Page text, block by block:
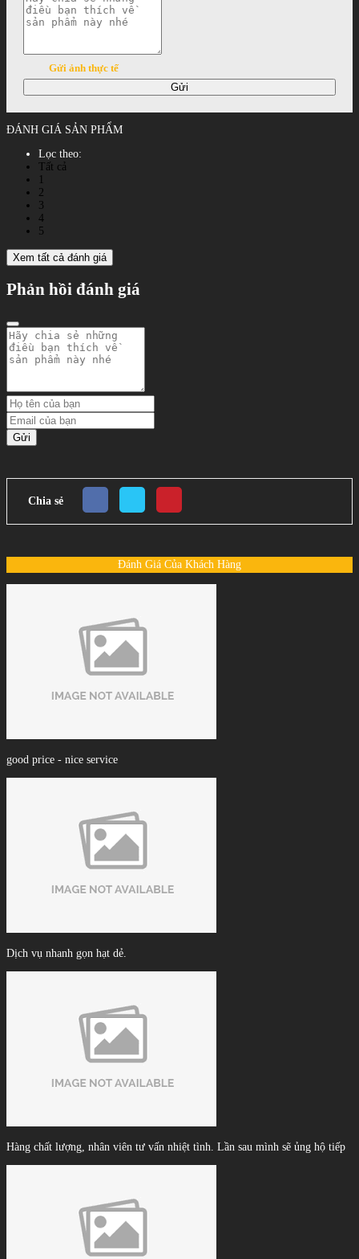
Gửi ảnh thực tế
Gửi
ĐÁNH GIÁ SẢN PHẨM
Lọc theo:
Tất cả
2
3
4
5
Xem tất cả đánh giá
Phản hồi đánh giá
Gửi
Chia sẻ
Đánh Giá Của Khách Hàng
good price - nice service
Dịch vụ nhanh gọn hạt dẻ.
Hàng chất lượng, nhân viên tư vấn nhiệt tình. Lần sau mình sẽ ủng hộ tiếp